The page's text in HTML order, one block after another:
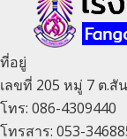
ที่อยู่
เลขที่ 205 หมู่ 7 ต.สั
โทร: 086-4309440
โทรสาร: 053-